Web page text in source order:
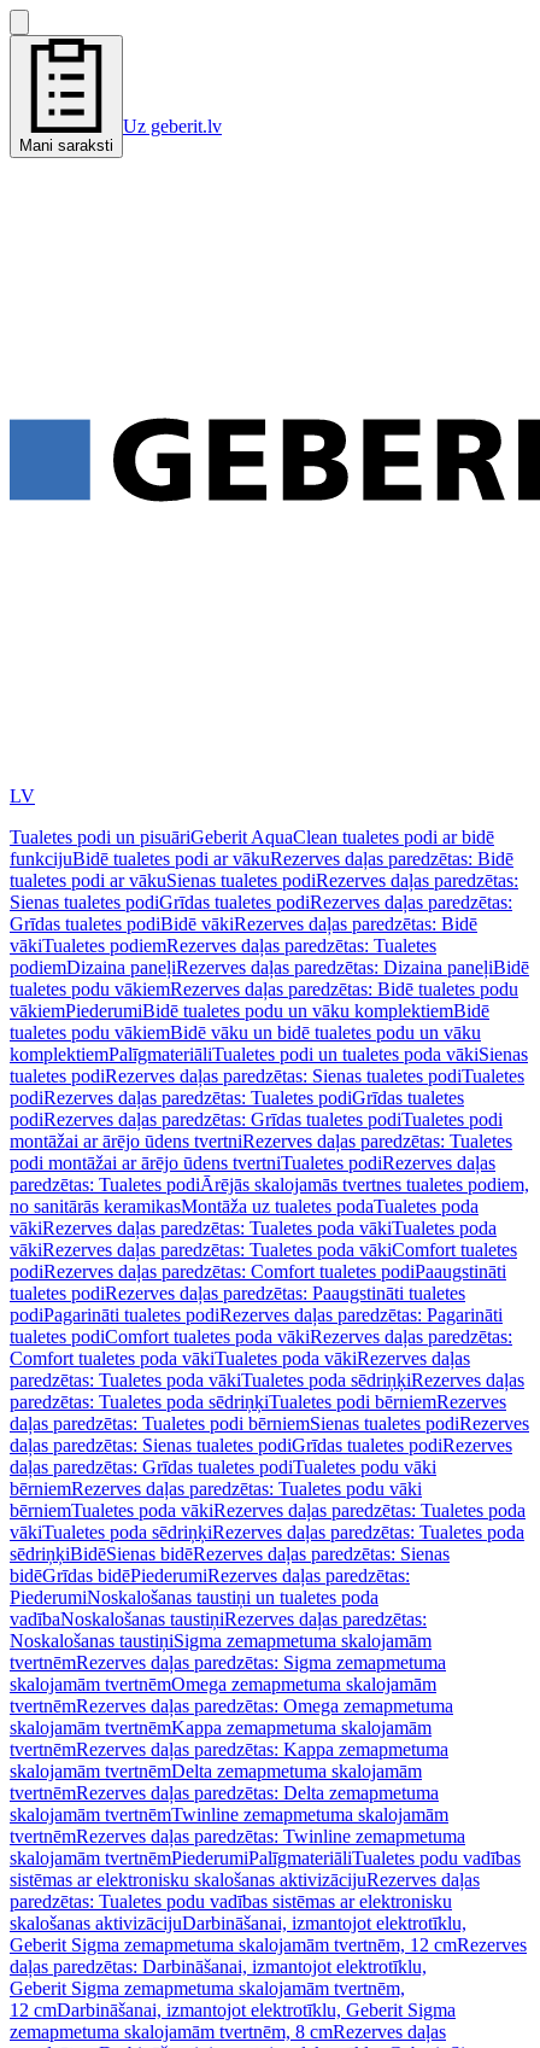
Mani saraksti
Uz geberit.lv
LV
Tualetes podi un pisuāriGeberit AquaClean tualetes podi ar bidē
funkcijuBidē tualetes podi ar vākuRezerves daļas paredzētas: Bidē
tualetes podi ar vākuSienas tualetes podiRezerves daļas paredzētas:
Sienas tualetes podiGrīdas tualetes podiRezerves daļas paredzētas:
Grīdas tualetes podiBidē vākiRezerves daļas paredzētas: Bidē
vākiTualetes podiemRezerves daļas paredzētas: Tualetes
podiemDizaina paneļiRezerves daļas paredzētas: Dizaina paneļiBidē
tualetes podu vākiemRezerves daļas paredzētas: Bidē tualetes podu
vākiemPiederumiBidē tualetes podu un vāku komplektiemBidē
tualetes podu vākiemBidē vāku un bidē tualetes podu un vāku
komplektiemPalīgmateriāliTualetes podi un tualetes poda vākiSienas
tualetes podiRezerves daļas paredzētas: Sienas tualetes podiTualetes
podiRezerves daļas paredzētas: Tualetes podiGrīdas tualetes
podiRezerves daļas paredzētas: Grīdas tualetes podiTualetes podi
montāžai ar ārējo ūdens tvertniRezerves daļas paredzētas: Tualetes
podi montāžai ar ārējo ūdens tvertniTualetes podiRezerves daļas
paredzētas: Tualetes podiĀrējās skalojamās tvertnes tualetes podiem,
no sanitārās keramikasMontāža uz tualetes podaTualetes poda
vākiRezerves daļas paredzētas: Tualetes poda vākiTualetes poda
vākiRezerves daļas paredzētas: Tualetes poda vākiComfort tualetes
podiRezerves daļas paredzētas: Comfort tualetes podiPaaugstināti
tualetes podiRezerves daļas paredzētas: Paaugstināti tualetes
podiPagarināti tualetes podiRezerves daļas paredzētas: Pagarināti
tualetes podiComfort tualetes poda vākiRezerves daļas paredzētas:
Comfort tualetes poda vākiTualetes poda vākiRezerves daļas
paredzētas: Tualetes poda vākiTualetes poda sēdriņķiRezerves daļas
paredzētas: Tualetes poda sēdriņķiTualetes podi bērniemRezerves
daļas paredzētas: Tualetes podi bērniemSienas tualetes podiRezerves
daļas paredzētas: Sienas tualetes podiGrīdas tualetes podiRezerves
daļas paredzētas: Grīdas tualetes podiTualetes podu vāki
bērniemRezerves daļas paredzētas: Tualetes podu vāki
bērniemTualetes poda vākiRezerves daļas paredzētas: Tualetes poda
vākiTualetes poda sēdriņķiRezerves daļas paredzētas: Tualetes poda
sēdriņķiBidēSienas bidēRezerves daļas paredzētas: Sienas
bidēGrīdas bidēPiederumiRezerves daļas paredzētas:
PiederumiNoskalošanas taustiņi un tualetes poda
vadībaNoskalošanas taustiņiRezerves daļas paredzētas:
Noskalošanas taustiņiSigma zemapmetuma skalojamām
tvertnēmRezerves daļas paredzētas: Sigma zemapmetuma
skalojamām tvertnēmOmega zemapmetuma skalojamām
tvertnēmRezerves daļas paredzētas: Omega zemapmetuma
skalojamām tvertnēmKappa zemapmetuma skalojamām
tvertnēmRezerves daļas paredzētas: Kappa zemapmetuma
skalojamām tvertnēmDelta zemapmetuma skalojamām
tvertnēmRezerves daļas paredzētas: Delta zemapmetuma
skalojamām tvertnēmTwinline zemapmetuma skalojamām
tvertnēmRezerves daļas paredzētas: Twinline zemapmetuma
skalojamām tvertnēmPiederumiPalīgmateriāliTualetes podu vadības
sistēmas ar elektronisku skalošanas aktivizācijuRezerves daļas
paredzētas: Tualetes podu vadības sistēmas ar elektronisku
skalošanas aktivizācijuDarbināšanai, izmantojot elektrotīklu,
Geberit Sigma zemapmetuma skalojamām tvertnēm, 12 cmRezerves
daļas paredzētas: Darbināšanai, izmantojot elektrotīklu,
Geberit Sigma zemapmetuma skalojamām tvertnēm,
12 cmDarbināšanai, izmantojot elektrotīklu, Geberit Sigma
zemapmetuma skalojamām tvertnēm, 8 cmRezerves daļas